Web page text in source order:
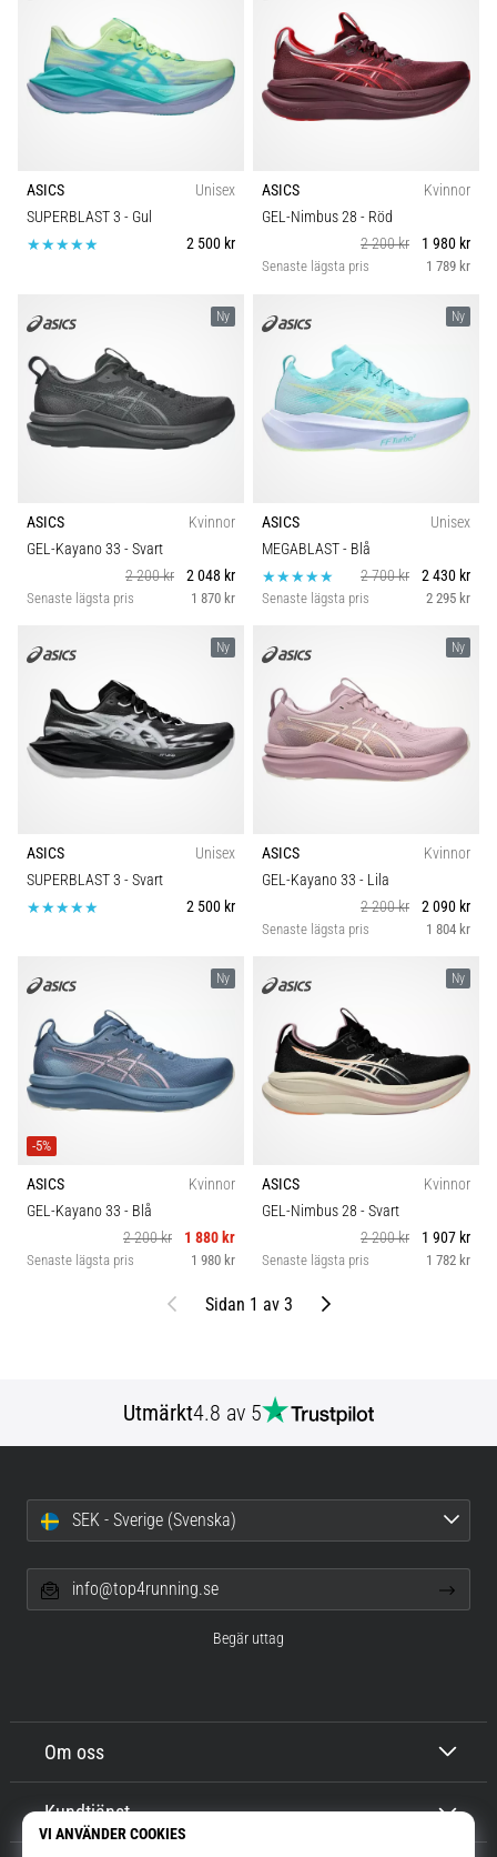
ASICS
Unisex
SUPERBLAST 3 - Gul
2 500 kr
ASICS
Kvinnor
GEL-Nimbus 28 - Röd
2 200 kr
1 980 kr
Senaste lägsta pris 1 789 kr
Ny
ASICS
Kvinnor
GEL-Kayano 33 - Svart
2 200 kr
2 048 kr
Senaste lägsta pris 1 870 kr
Ny
ASICS
Unisex
MEGABLAST- Blå
2 700 kr
2 430 kr
Senaste lägsta pris 2 295 kr
Ny
ASICS
Unisex
SUPERBLAST 3 - Svart
2 500 kr
Ny
ASICS
Kvinnor
GEL-Kayano 33 - Lila
2 200 kr
2 090 kr
Senaste lägsta pris 1 804 kr
Ny
-5%
ASICS
Kvinnor
GEL-Kayano 33 - Blå
2 200 kr
1 880 kr
Senaste lägsta pris 1 980 kr
Ny
ASICS
Kvinnor
GEL-Nimbus 28 - Svart
2 200 kr
1 907 kr
Senaste lägsta pris 1 782 kr
Föregående
Sidan 1 av 3 Nästa
Utmärkt4.8 av 5
Om oss
Kundtjänst
SEK - Sverige (Svenska)
info@top4running.se
Begär uttag